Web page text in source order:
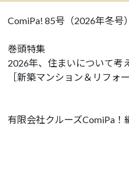
ComiPa! 85号（2026年冬号）
巻頭特集
2026年、住まいについて考
［新築マンション＆リフォー
有限会社クルーズComiPa！